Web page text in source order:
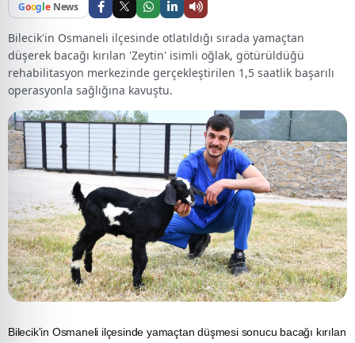
Google News
Bilecik'in Osmaneli ilçesinde otlatıldığı sırada yamaçtan
düşerek bacağı kırılan 'Zeytin' isimli oğlak, götürüldüğü
rehabilitasyon merkezinde gerçekleştirilen 1,5 saatlik başarılı
operasyonla sağlığına kavuştu.
Bilecik'in Osmaneli ilçesinde yamaçtan düşmesi sonucu bacağı kırılan